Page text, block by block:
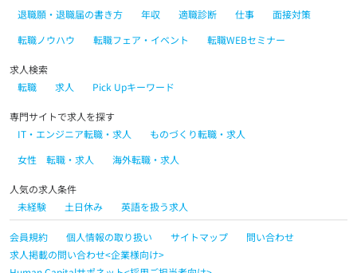
退職願・退職届の書き方
年収 適職診断 仕事
面接対策
転職ノウハウ
転職フェア・イベント 転職WEBセミナー
求人検索
転職
求人 Pick Upキーワード
専門サイトで求人を探す
IT・エンジニア転職・求人
ものづくり転職・求人
女性 転職・求人
海外転職・求人
人気の求人条件
未経験
土日休み 英語を扱う求人
会員規約 個人情報の取り扱い サイトマップ
問い合わせ
求人掲載の問い合わせ<企業様向け>